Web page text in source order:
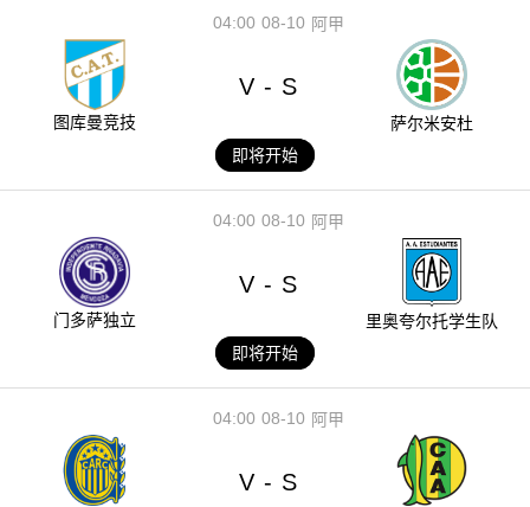
08-10
04:00 阿甲
图库曼竞技
V - S
萨尔米安杜
即将开始
08-10
04:00 阿甲
门多萨独立
V - S
里奥夸尔托学生队
即将开始
08-10
04:00 阿甲
V - S